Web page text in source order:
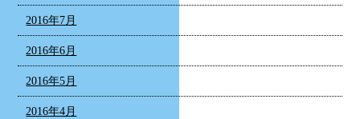
2016年7月
2016年6月
2016年5月
2016年4月